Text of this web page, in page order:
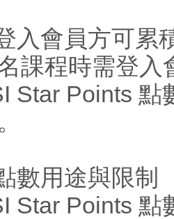
入會員方可累
課程時需登入
Star Points 點
數用途與限制
Star Points 點